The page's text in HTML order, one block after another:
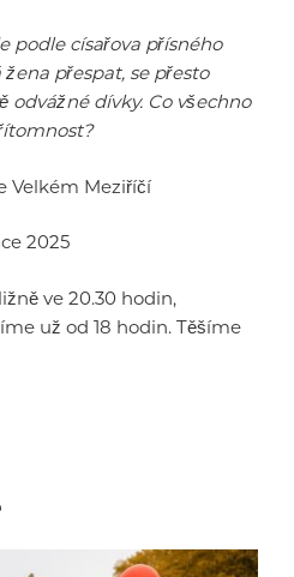
podle císařova přísného
přespat, se přesto
odvážné dívky. Co všechno
Velkém Meziříčí
2025
ve 20.30 hodin,
už od 18 hodin. Těšíme